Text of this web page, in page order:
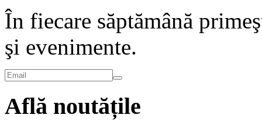
În fiecare săptămână
şi evenimente.
Află noutățile